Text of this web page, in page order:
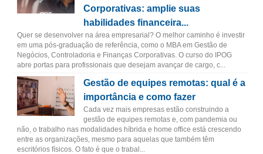
Corporativas: amplie suas
habilidades financeira...
Quer se desenvolver na área empresarial? O melhor caminho é investir
em uma pós-graduação de referência, como o MBA em Gestão de
Negócios, Controladoria e Finanças Corporativas. O curso do IPOG
abre portas para profissionais que desejam avançar de cargo, c...
Gestão de equipes remotas: qual é a
importância e como fazer
Cada vez mais empresas estão construindo a
gestão de equipes remotas e, com pandemia ou
não, o trabalho nas modalidades híbrida e home office está crescendo
entre as organizações, mesmo para aquelas que também têm
escritórios físicos. O fato é que o trabal...